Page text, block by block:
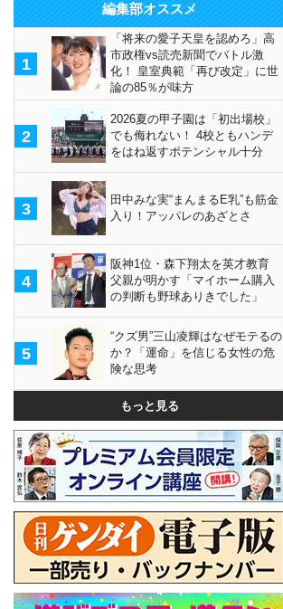
編集部オススメ
1
「将来の愛子天皇を認めろ」高
市政権vs読売新聞でバトル激
化！ 皇室典範「再び改定」に世
論の85％が味方
2
2026夏の甲子園は「初出場校」
でも侮れない！ 4校ともハンデ
をはね返すポテンシャル十分
3
田中みな実“まんまるE乳”も筋金
入り！アッパレのあざとさ
4
阪神1位・森下翔太を英才教育
父親が明かす「マイホーム購入
の判断も野球ありきでした」
5
“クズ男”三山凌輝はなぜモテるの
か？「運命」を信じる女性の危
険な思考
もっと見る